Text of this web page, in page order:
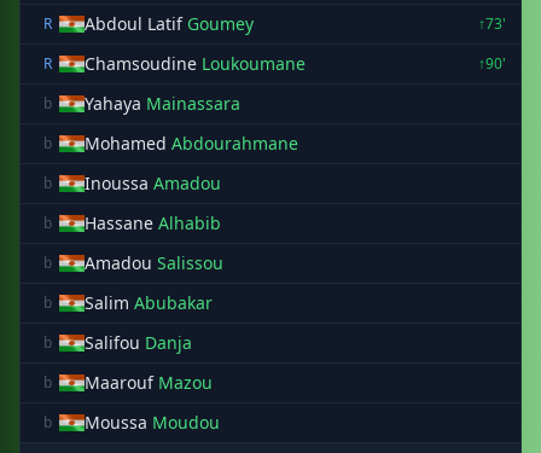
R
Abdoul Latif Goumey
↑73'
R
Chamsoudine Loukoumane
↑90'
b
Yahaya Mainassara
b Mohamed Abdourahmane
b Inoussa Amadou
b Hassane Alhabib
b Amadou Salissou
b Salim Abubakar
b Salifou Danja
b Maarouf Mazou
b Moussa Moudou